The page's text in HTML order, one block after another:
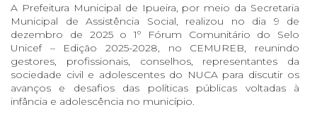
A Prefeitura Municipal de Ipueira, por meio da Secretaria
Municipal de Assistência Social, realizou no dia 9 de
dezembro de 2025 o 1º Fórum Comunitário do Selo
Unicef – Edição 2025-2028, no CEMUREB, reunindo
gestores, profissionais, conselhos, representantes da
sociedade civil e adolescentes do NUCA para discutir os
avanços e desafios das políticas públicas voltadas à
infância e adolescência no município.